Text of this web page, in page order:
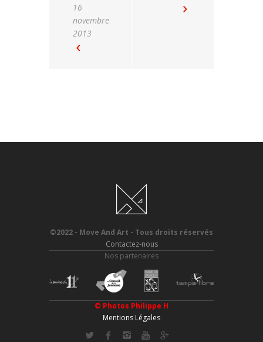
16
novembre
2013
©2022 - Move And Art - Tous droits réservés
Contactez-nous
Nos partenaires
© Photos Philippe H
Mentions Légales